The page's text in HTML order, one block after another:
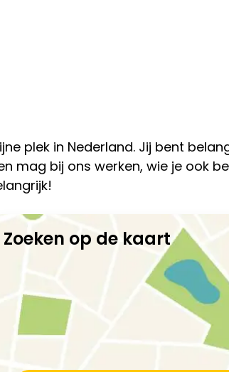
plek in Nederland. Jij bent
mag bij ons werken, wie je ook
Zoeken op de kaart